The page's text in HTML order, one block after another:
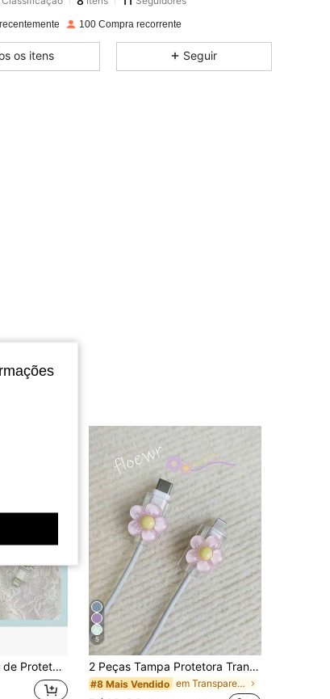
100 Compra recorrente
os itens Seguir
Organizador de Cabo Anti-Quebra, Compatível com Carregador de Telefone 16/15/13/14
5
2 Peças Tampa Protetora Transparente em Formato de Flor para Cabeça de Carregamento, Protetor de Carregador
#8 Mais Vendido em Transparente Protetores de Cabo